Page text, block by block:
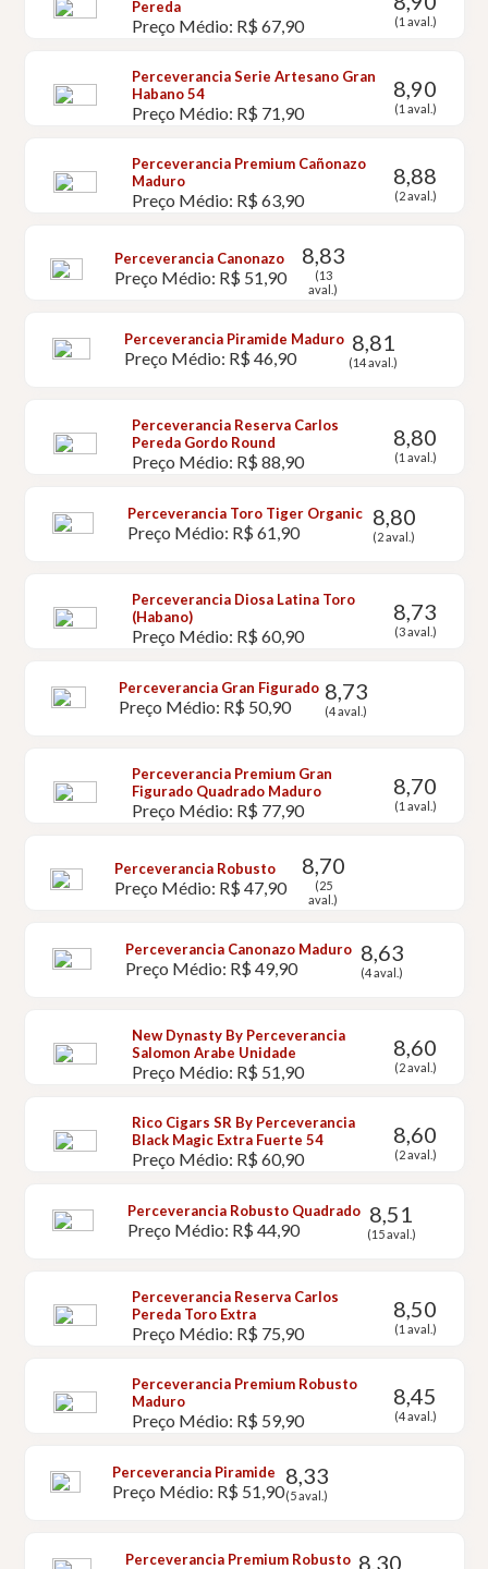
Pereda
Preço Médio: R$ 67,90 (1 aval.)
Perceverancia Serie Artesano Gran
Habano 54
Preço Médio: R$ 71,90
8,90
(1 aval.)
Perceverancia Premium Cañonazo
Maduro
Preço Médio: R$ 63,90
8,88
(2 aval.)
Perceverancia Canonazo
Preço Médio: R$ 51,90
8,83
(13
aval.)
Perceverancia Piramide Maduro
Preço Médio: R$ 46,90
8,81
(14 aval.)
Perceverancia Reserva Carlos
Pereda Gordo Round
Preço Médio: R$ 88,90
8,80
(1 aval.)
Perceverancia Toro Tiger Organic
Preço Médio: R$ 61,90
8,80
(2 aval.)
Perceverancia Diosa Latina Toro
(Habano)
Preço Médio: R$ 60,90
8,73
(3 aval.)
Perceverancia Gran Figurado
Preço Médio: R$ 50,90
8,73
(4 aval.)
Perceverancia Premium Gran
Figurado Quadrado Maduro
Preço Médio: R$ 77,90
8,70
(1 aval.)
Perceverancia Robusto
Preço Médio: R$ 47,90
8,70
(25
aval.)
Perceverancia Canonazo Maduro
Preço Médio: R$ 49,90
8,63
(4 aval.)
New Dynasty By Perceverancia
Salomon Arabe Unidade
Preço Médio: R$ 51,90
8,60
(2 aval.)
Rico Cigars SR By Perceverancia
Black Magic Extra Fuerte 54
Preço Médio: R$ 60,90
8,60
(2 aval.)
Perceverancia Robusto Quadrado
Preço Médio: R$ 44,90
8,51
(15 aval.)
Perceverancia Reserva Carlos
Pereda Toro Extra
Preço Médio: R$ 75,90
8,50
(1 aval.)
Perceverancia Premium Robusto
Maduro
Preço Médio: R$ 59,90
8,45
(4 aval.)
Perceverancia Piramide
Preço Médio: R$ 51,90
8,33
(5 aval.)
Perceverancia Premium Robusto 8,30